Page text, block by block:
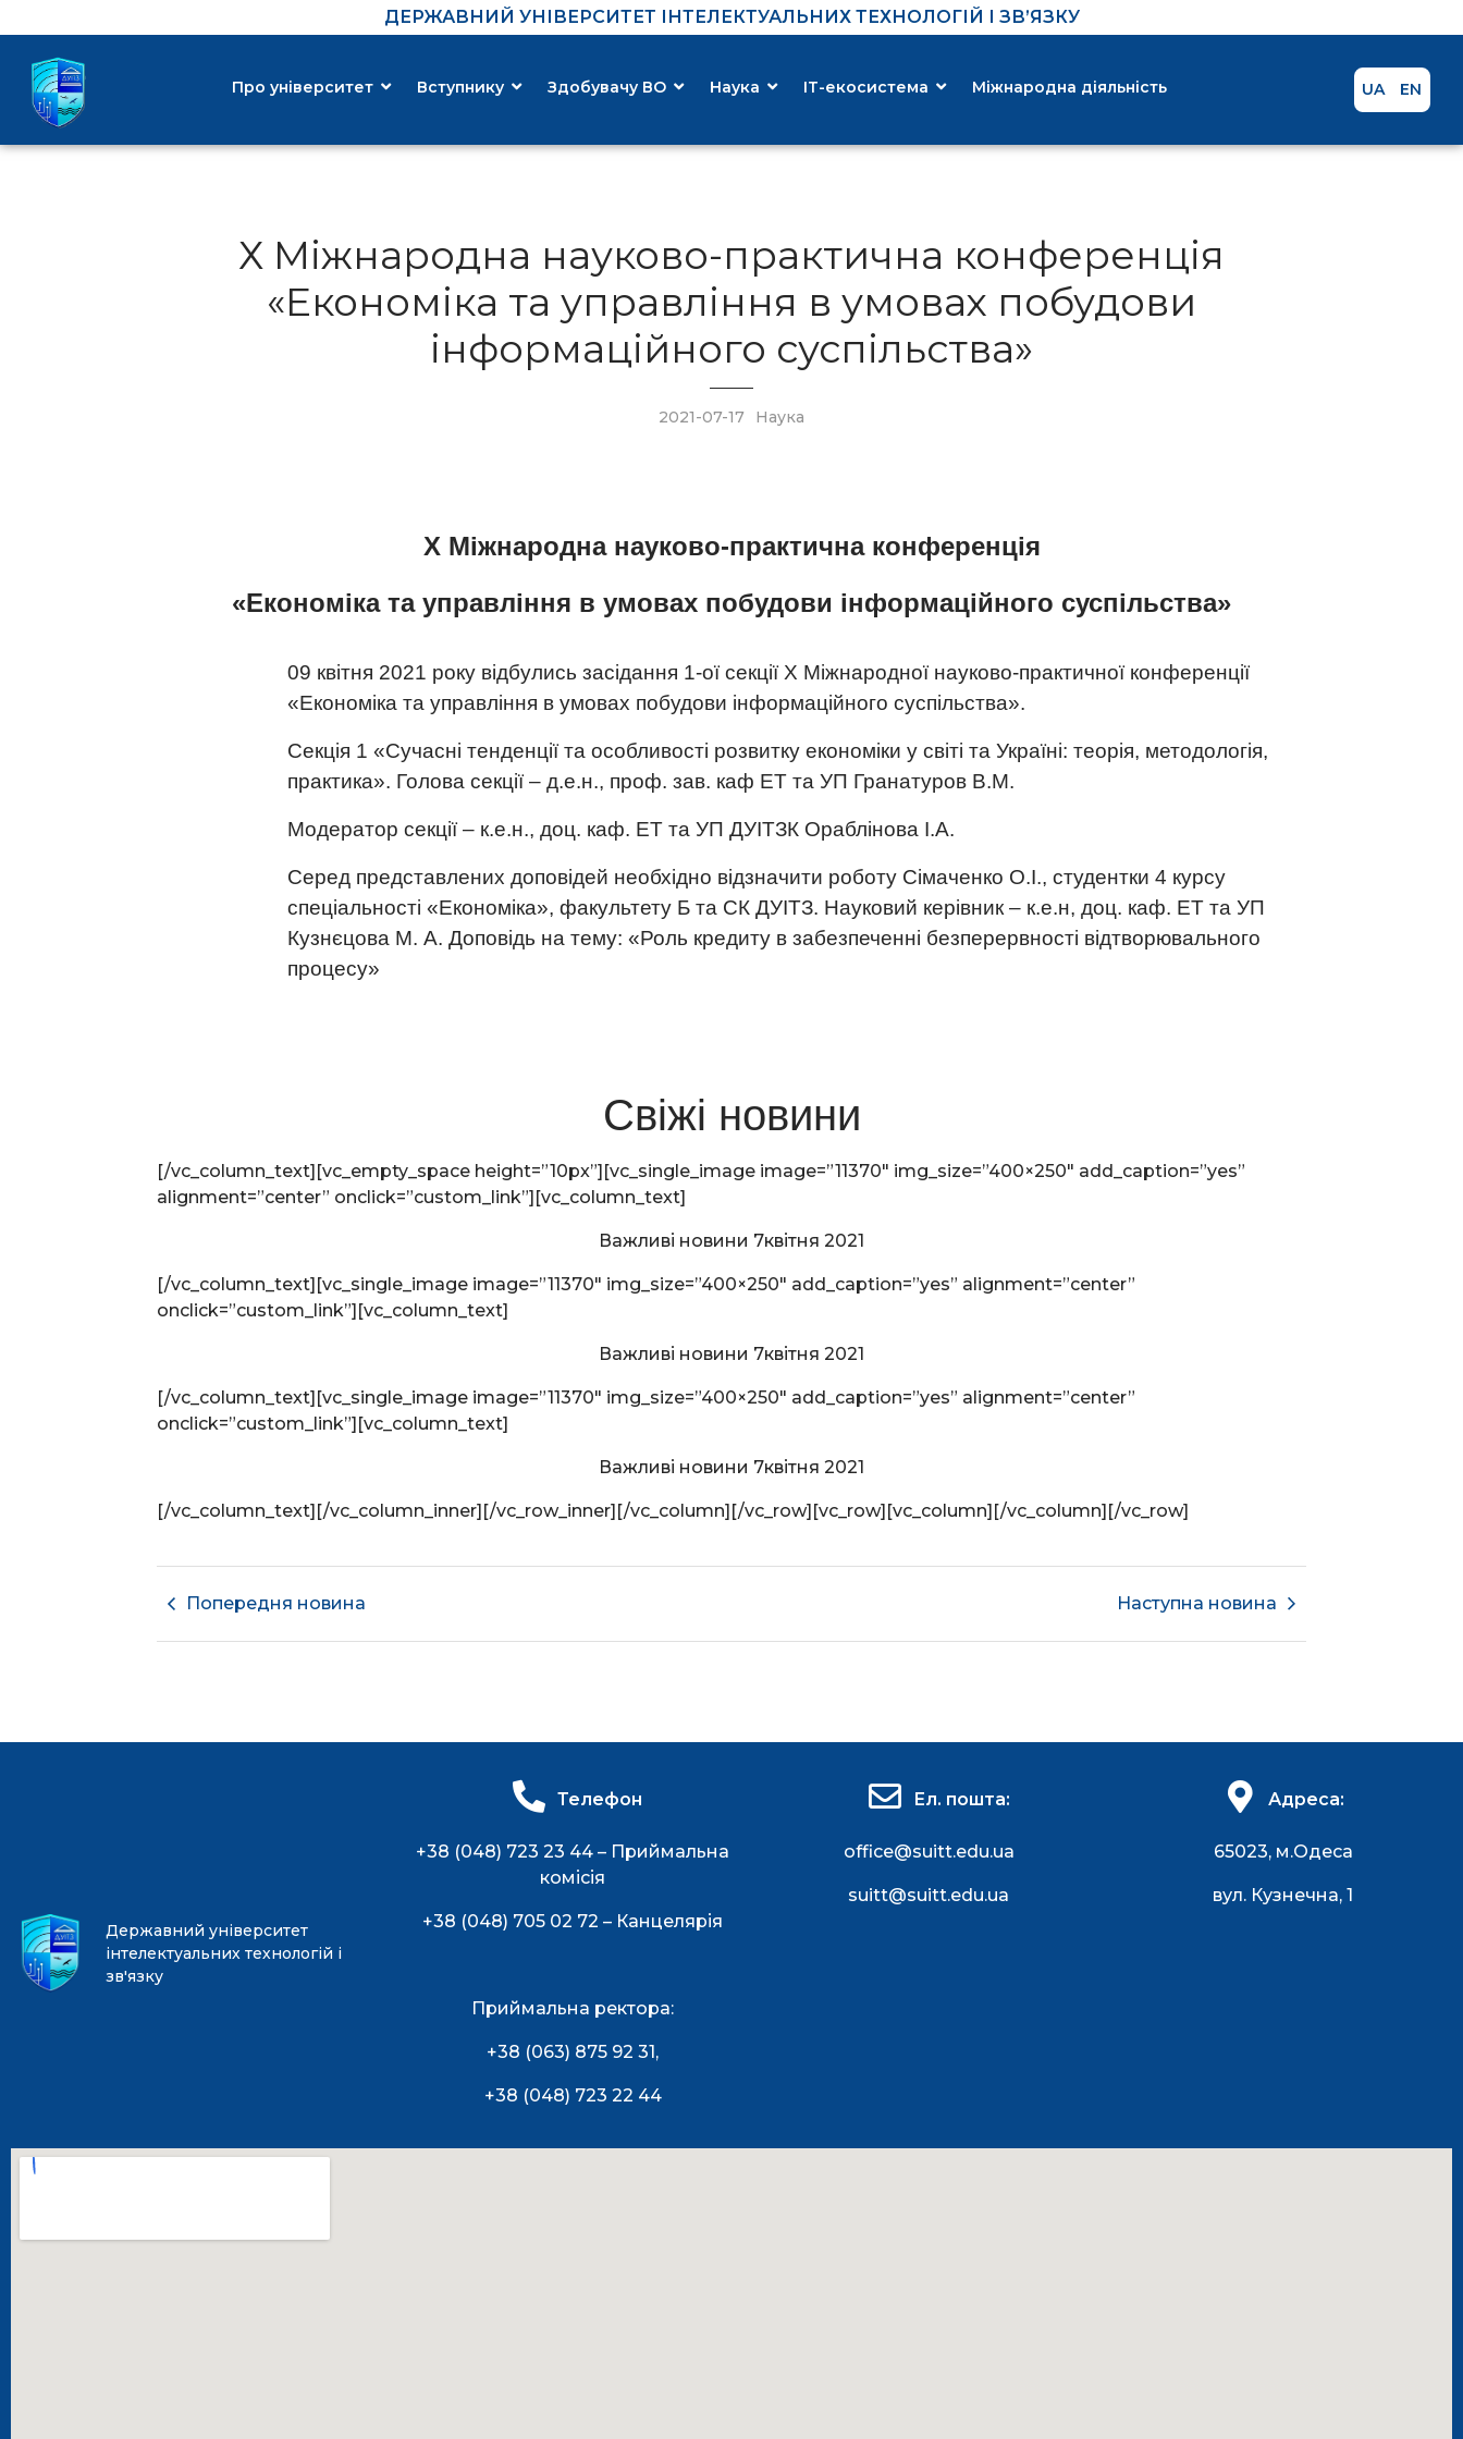
ДЕРЖАВНИЙ УНІВЕРСИТЕТ ІНТЕЛЕКТУАЛЬНИХ ТЕХНОЛОГІЙ І ЗВ’ЯЗКУ
Про університет Вступнику Здобувачу ВО Наука ІТ-екосистема Міжнародна діяльність UA EN
Х Міжнародна науково-практична конференція
«Економіка та управління в умовах побудови
інформаційного суспільства»
2021-07-17 Наука
Х Міжнародна науково-практична конференція
«Економіка та управління в умовах побудови інформаційного суспільства»
09 квітня 2021 року відбулись засідання 1-ої секції Х Міжнародної науково-практичної конференції
«Економіка та управління в умовах побудови інформаційного суспільства».
Секція 1 «Сучасні тенденції та особливості розвитку економіки у світі та Україні: теорія, методологія,
практика». Голова секції – д.е.н., проф. зав. каф ЕТ та УП Гранатуров В.М.
Модератор секції – к.е.н., доц. каф. ЕТ та УП ДУІТЗК Ораблінова І.А.
Серед представлених доповідей необхідно відзначити роботу Сімаченко О.І., студентки 4 курсу
спеціальності «Економіка», факультету Б та СК ДУІТЗ. Науковий керівник – к.е.н, доц. каф. ЕТ та УП
Кузнєцова М. А. Доповідь на тему: «Роль кредиту в забезпеченні безперервності відтворювального
процесу»
Свіжі новини
[/vc_column_text][vc_empty_space height=”10px”][vc_single_image image=”11370″ img_size=”400×250″ add_caption=”yes”
alignment=”center” onclick=”custom_link”][vc_column_text]
Важливі новини 7квітня 2021
[/vc_column_text][vc_single_image image=”11370″ img_size=”400×250″ add_caption=”yes” alignment=”center”
onclick=”custom_link”][vc_column_text]
Важливі новини 7квітня 2021
[/vc_column_text][vc_single_image image=”11370″ img_size=”400×250″ add_caption=”yes” alignment=”center”
onclick=”custom_link”][vc_column_text]
Важливі новини 7квітня 2021
[/vc_column_text][/vc_column_inner][/vc_row_inner][/vc_column][/vc_row][vc_row][vc_column][/vc_column][/vc_row]
Попередня новина Наступна новина
Державний університет
інтелектуальних технологій і
зв'язку
Телефон
+38 (048) 723 23 44 – Приймальна
комісія
+38 (048) 705 02 72 – Канцелярія
Приймальна ректора:
+38 (063) 875 92 31,
+38 (048) 723 22 44
Ел. пошта:
office@suitt.edu.ua
suitt@suitt.edu.ua
Адреса:
65023, м.Одеса
вул. Кузнечна, 1